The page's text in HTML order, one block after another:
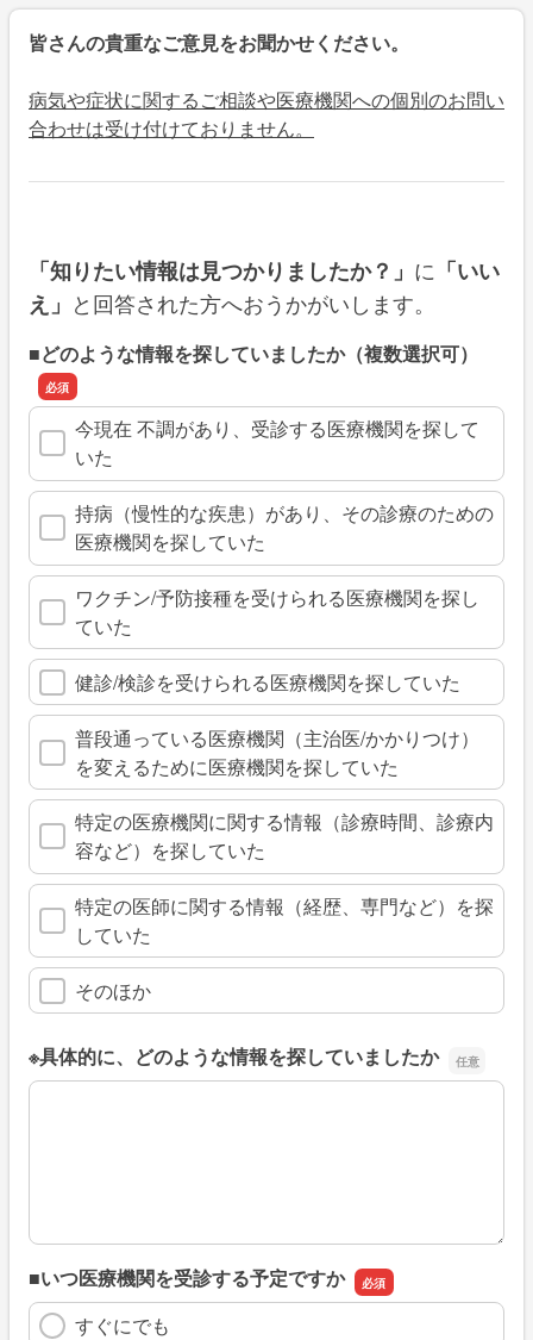
皆さんの貴重なご意見をお聞かせください。
病気や症状に関するご相談や医療機関への個別のお問い
合わせは受け付けておりません。
「知りたい情報は見つかりましたか？」 に 「いい
え」 と回答された方へおうかがいします。
■どのような情報を探していましたか（複数選択可）
今現在 不調があり、受診する医療機関を探して
いた
持病（慢性的な疾患）があり、その診療のための
医療機関を探していた
ワクチン/予防接種を受けられる医療機関を探し
ていた
健診/検診を受けられる医療機関を探していた
普段通っている医療機関（主治医/かかりつけ）
を変えるために医療機関を探していた
特定の医療機関に関する情報（診療時間、診療内
容など）を探していた
特定の医師に関する情報（経歴、専門など）を探
していた
そのほか
※具体的に、どのような情報を探していましたか
※具体的に、どのような情報を探していましたか
■いつ医療機関を受診する予定ですか
すぐにでも